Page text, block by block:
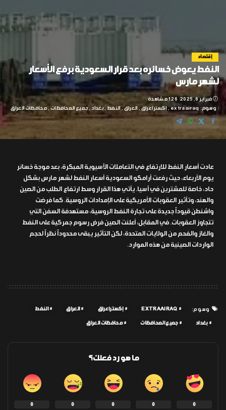
إقتصاد
النفط يعوض خسائره بعد قرار السعودية برفع الأسعار
لشهر مارس
فبراير 6, 2025
126 مشاهدة
وسوم: extraairaq إكسترا عراق العراق النفط بغداد جميع المحافظات محافظات العراق
عادت أسعار النفط للارتفاع في التعاملات الآسيوية المبكرة، بعد موجة خسائر
يوم الأربعاء، حيث رفعت أرامكو السعودية أسعار النفط لشهر مارس بشكل
حاد، خاصة للمشترين في آسيا. يأتي هذا القرار وسط ارتفاع الطلب من الصين
والهند، وتأثير العقوبات الأمريكية على الإمدادات الروسية. كما فرضت
واشنطن قيوداً جديدة على تجارة النفط الروسية، مستهدفة السفن التي
تتجاوز العقوبات. في المقابل، أعلنت الصين فرض رسوم جمركية على النفط
والغاز والفحم من الولايات المتحدة، لكن التأثير يبقى محدوداً نظراً لحجم
الواردات الصينية من هذه الموارد.
وسوم: EXTRAAIRAQ إكسترا عراق العراق النفط
بغداد جميع المحافظات محافظات العراق
ما هو رد فعلك؟
0
0
0
0
0